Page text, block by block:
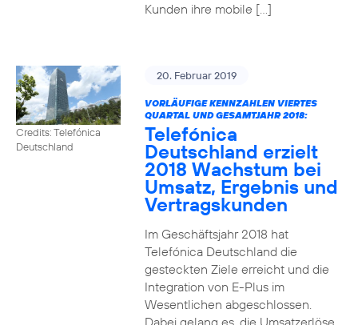
Kunden ihre mobile […]
Credits: Telefónica
Deutschland
20. Februar 2019
VORLÄUFIGE KENNZAHLEN VIERTES
QUARTAL UND GESAMTJAHR 2018:
Telefónica
Deutschland erzielt
2018 Wachstum bei
Umsatz, Ergebnis und
Vertragskunden
Im Geschäftsjahr 2018 hat
Telefónica Deutschland die
gesteckten Ziele erreicht und die
Integration von E-Plus im
Wesentlichen abgeschlossen.
Dabei gelang es, die Umsatzerlöse